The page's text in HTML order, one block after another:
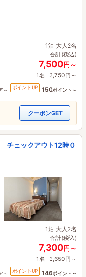
1泊 大人2名
合計(税込)
7,500円～
1名 3,750円～
～ ポイントUP 150ポイント～
クーポンGET
チェックアウト12時０
1泊 大人2名
合計(税込)
7,300円～
1名 3,650円～
～ ポイントUP 146ポイント～